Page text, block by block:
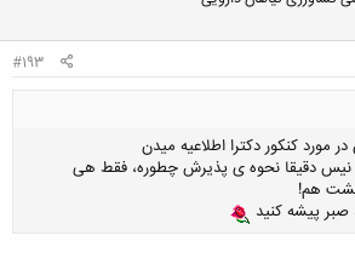
#193
مورد کنکور دکترا اطلاعیه میدن
نیس دقیقا نحوه ی پذیرش چطوره، فقط هی
هم!
صبر پیشه کنید